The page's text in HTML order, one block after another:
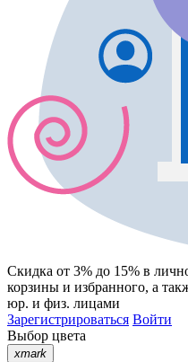
Скидка от 3% до 15% в
корзины и избранного, а
юр. и физ. лицами
Зарегистрироваться Войти
Выбор цвета
xmark